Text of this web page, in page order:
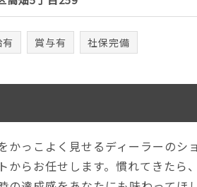
賞与有 社保完備
かっこよく見せるディーラーの
からお任せします。慣れてきたら